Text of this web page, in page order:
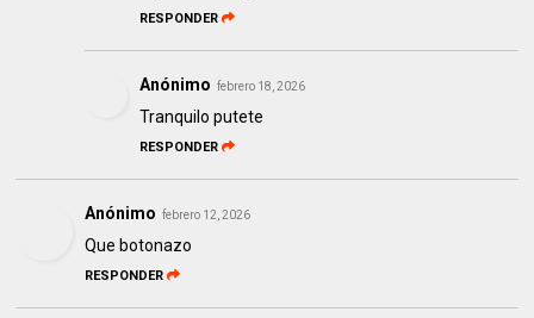
RESPONDER
Anónimo febrero 18, 2026
Tranquilo putete
RESPONDER
Anónimo febrero 12, 2026
Que botonazo
RESPONDER